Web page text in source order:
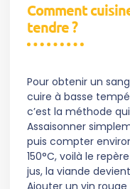
Comment
tendre ?
Pour obtenir un
cuire à basse
c’est la méthode
Assaisonner
puis compter
150°C, voilà le
jus, la viande